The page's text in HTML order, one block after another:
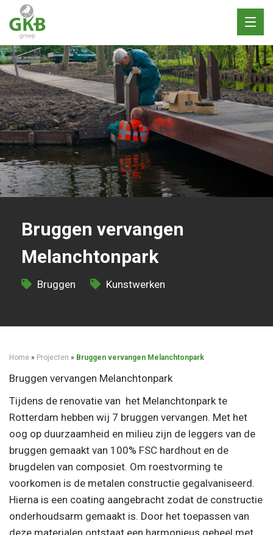
Bruggen vervangen
Melanchtonpark
Bruggen Kunstwerken
Home » Projecten » Bruggen vervangen Melanchtonpark
Bruggen vervangen Melanchtonpark
Tijdens de renovatie van het Melanchtonpark te
Rotterdam hebben wij 7 bruggen vervangen. Met het
oog op duurzaamheid en milieu zijn de leggers van de
bruggen gemaakt van 100% FSC hardhout en de
brugdelen van composiet. Om roestvorming te
voorkomen is de metalen constructie gegalvaniseerd.
Hierna is een coating aangebracht zodat de constructie
onderhoudsarm gemaakt is. Door het toepassen van
deze materialen ontstaat een harmonieus geheel met